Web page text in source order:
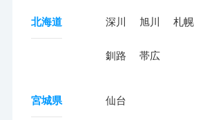
北海道 深川 旭川 札幌
釧路 帯広
宮城県 仙台